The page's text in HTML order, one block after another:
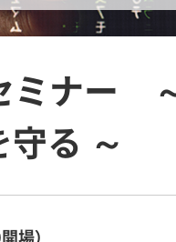
ミナー
る ～
場）